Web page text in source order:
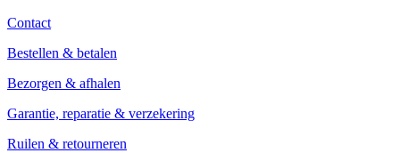
Contact
Bestellen & betalen
Bezorgen & afhalen
Garantie, reparatie & verzekering
Ruilen & retourneren